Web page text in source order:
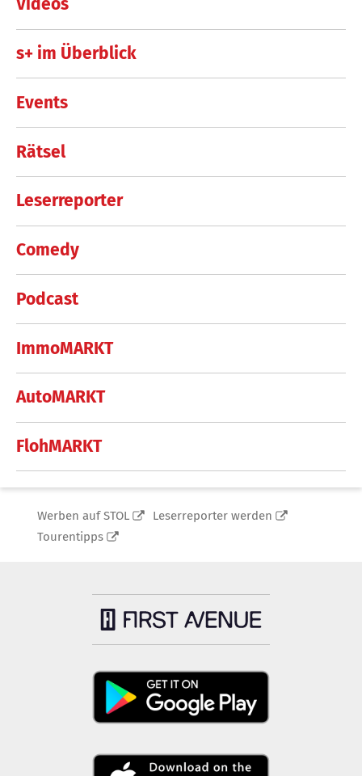
Videos
s+ im Überblick
Events
Rätsel
Leserreporter
Comedy
Podcast
ImmoMARKT
AutoMARKT
FlohMARKT
Werben auf STOL
Leserreporter werden
Tourentipps